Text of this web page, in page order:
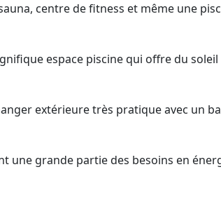
centre de fitness et même une
espace piscine qui offre du
extérieure très pratique avec un
une grande partie des besoins en